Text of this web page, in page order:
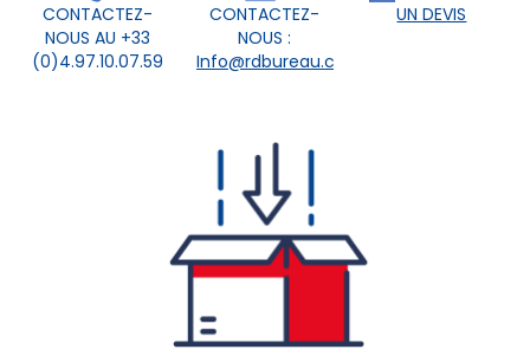
CONTACTEZ-
NOUS AU +33
(0)4.97.10.07.59
CONTACTEZ-
NOUS :
Info@rdbureau.com
UN DEVIS